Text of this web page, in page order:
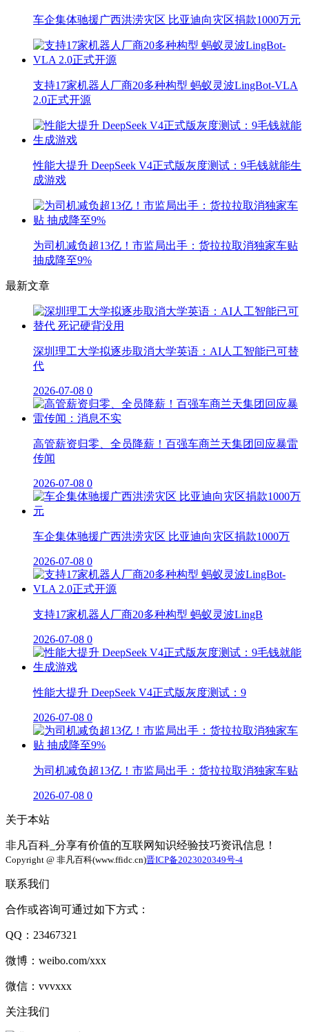
车企集体驰援广西洪涝灾区 比亚迪向灾区捐款1000万元
支持17家机器人厂商20多种构型 蚂蚁灵波LingBot-VLA
2.0正式开源
性能大提升 DeepSeek V4正式版灰度测试：9毛钱就能生
成游戏
为司机减负超13亿！市监局出手：货拉拉取消独家车贴
抽成降至9%
最新文章
深圳理工大学拟逐步取消大学英语：AI人工智能已可替
代
2026-07-08 0
高管薪资归零、全员降薪！百强车商兰天集团回应暴雷
传闻
2026-07-08 0
车企集体驰援广西洪涝灾区 比亚迪向灾区捐款1000万
2026-07-08 0
支持17家机器人厂商20多种构型 蚂蚁灵波LingB
2026-07-08 0
性能大提升 DeepSeek V4正式版灰度测试：9
2026-07-08 0
为司机减负超13亿！市监局出手：货拉拉取消独家车贴
2026-07-08 0
关于本站
非凡百科_分享有价值的互联网知识经验技巧资讯信息！
Copyright @ 非凡百科(www.ffidc.cn)晋ICP备2023020349号-4
联系我们
合作或咨询可通过如下方式：
QQ：23467321
微博：weibo.com/xxx
微信：vvvxxx
关注我们